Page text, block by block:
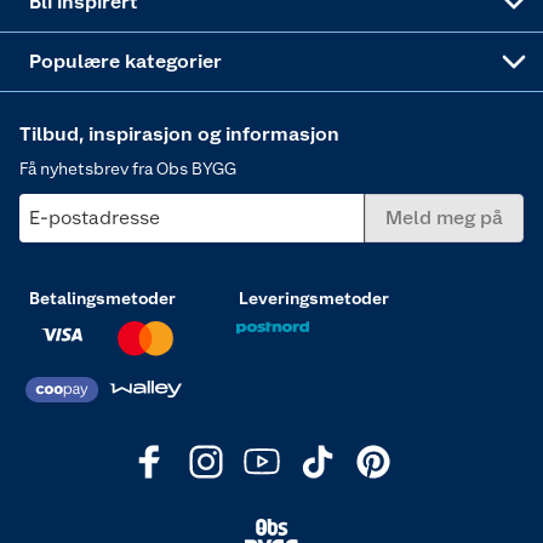
Populære kategorier
Tilbud, inspirasjon og informasjon
Få nyhetsbrev fra Obs BYGG
E-postadresse Meld meg på
Betalingsmetoder Leveringsmetoder